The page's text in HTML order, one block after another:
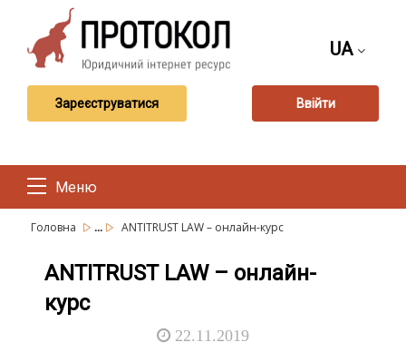
UA
Зареєструватися Ввійти
Меню
Головна ... ANTITRUST LAW – онлайн-курс
ANTITRUST LAW – онлайн-
курс
22.11.2019